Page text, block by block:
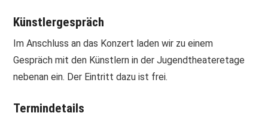
Künstlergespräch
Im Anschluss an das Konzert laden wir zu einem
Gespräch mit den Künstlern in der Jugendtheateretage
nebenan ein. Der Eintritt dazu ist frei.
Termindetails